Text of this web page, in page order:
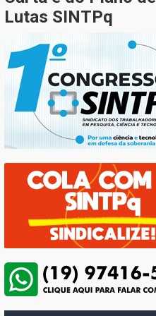
Lutas SINTPq